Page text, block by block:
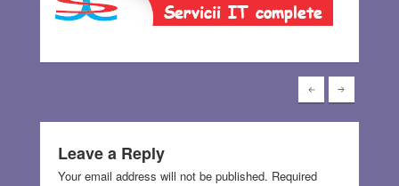
Leave a Reply
Your email address will not be published. Required